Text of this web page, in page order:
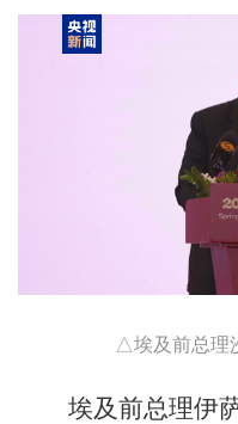
△埃及前总理
埃及前总理伊萨